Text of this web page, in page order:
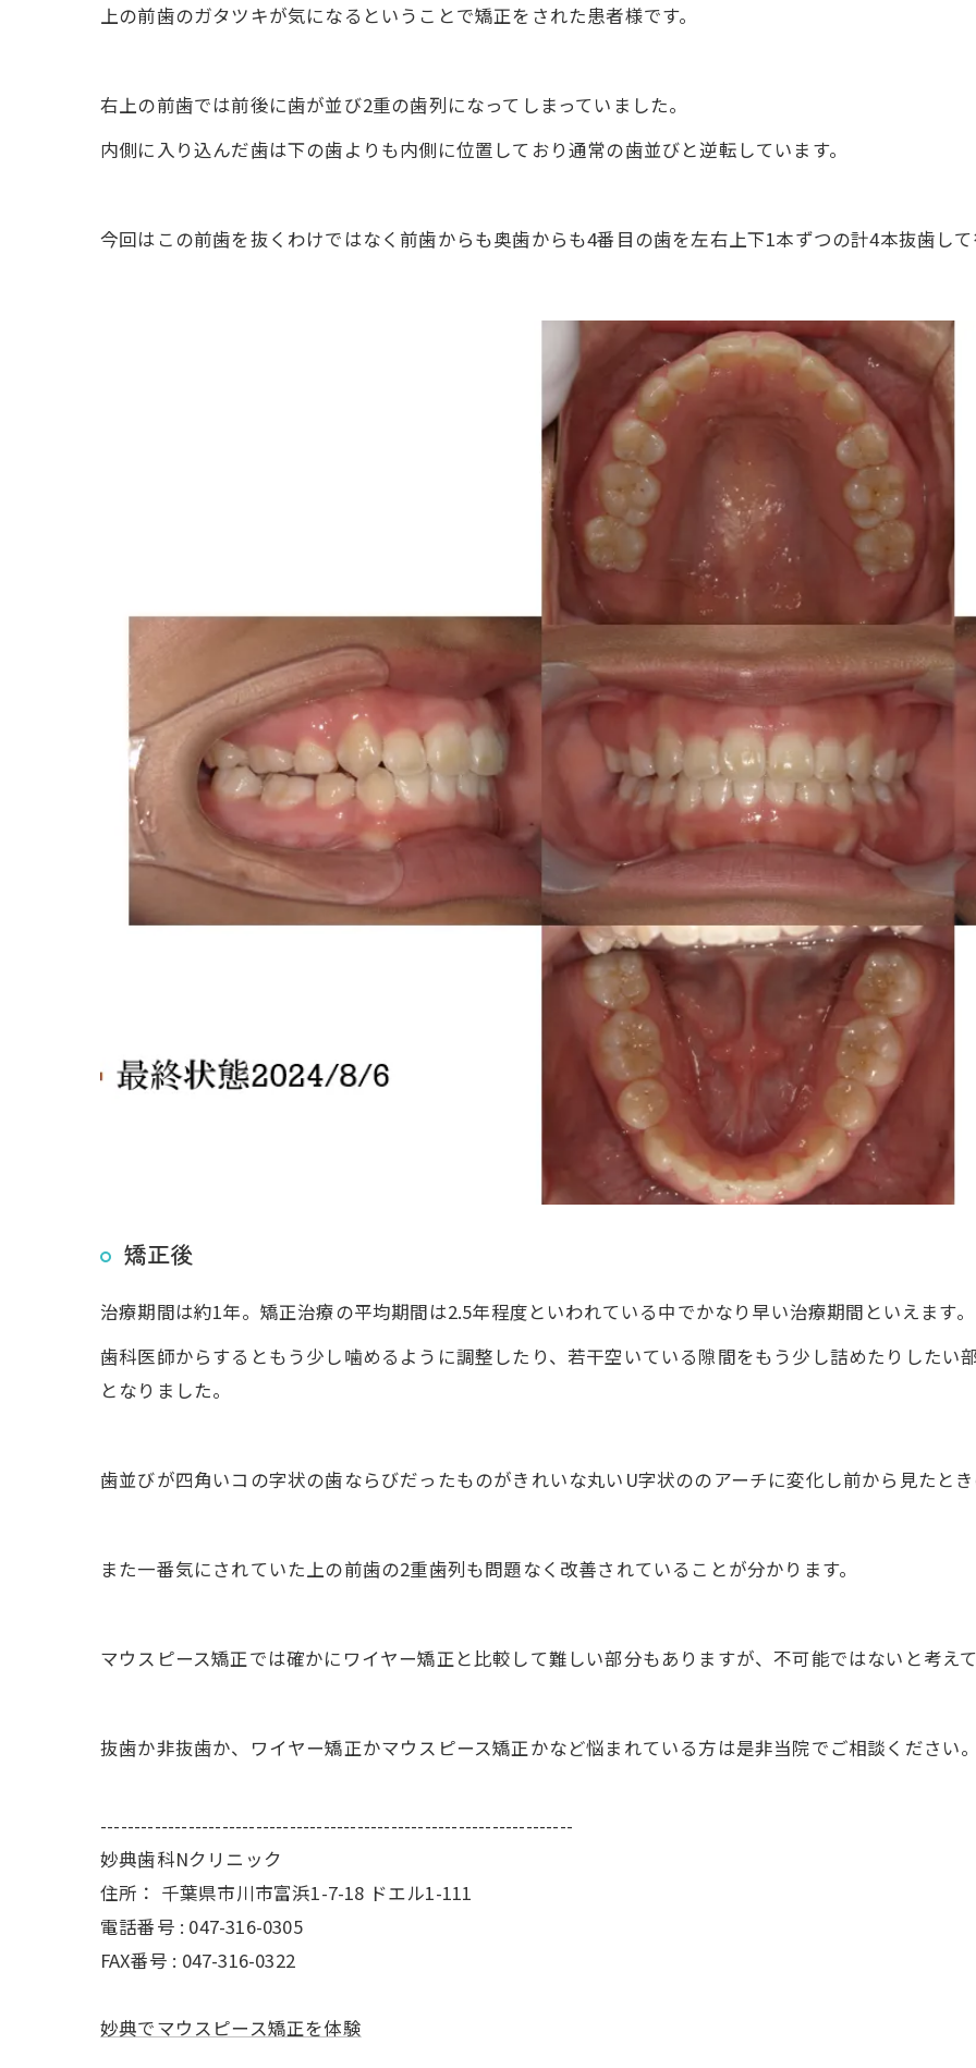
上の前歯のガタツキが気になるということで矯正をされた患者様です。
右上の前歯では前後に歯が並び2重の歯列になってしまっていました。
内側に入り込んだ歯は下の歯よりも内側に位置しており通常の歯並びと逆転しています。
今回はこの前歯を抜くわけではなく前歯からも奥歯からも4番目の歯を左右上下1本ずつの計4本抜歯して
矯正後
治療期間は約1年。矯正治療の平均期間は2.5年程度といわれている中でかなり早い治療期間といえます。
歯科医師からするともう少し噛めるように調整したり、若干空いている隙間をもう少し詰めたりしたい
となりました。
歯並びが四角いコの字状の歯ならびだったものがきれいな丸いU字状ののアーチに変化し前から見たとき
また一番気にされていた上の前歯の2重歯列も問題なく改善されていることが分かります。
マウスピース矯正では確かにワイヤー矯正と比較して難しい部分もありますが、不可能ではないと考えて
抜歯か非抜歯か、ワイヤー矯正かマウスピース矯正かなど悩まれている方は是非当院でご相談ください。
----------------------------------------------------------------------
妙典歯科Nクリニック
住所： 千葉県市川市富浜1-7-18 ドエル1-111
電話番号 : 047-316-0305
FAX番号 : 047-316-0322
妙典でマウスピース矯正を体験